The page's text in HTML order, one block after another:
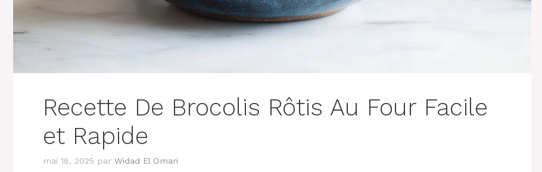
Recette De Brocolis Rôtis Au Four Facile
et Rapide
mai 18, 2025 par Widad El Omari